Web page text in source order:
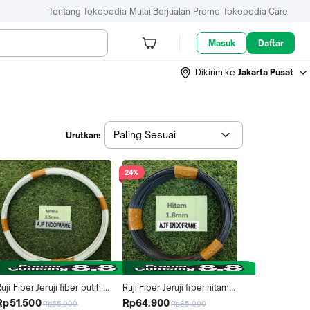
Tentang Tokopedia Mulai Berjualan Promo Tokopedia Care
Masuk Daftar
Dikirim ke Jakarta Pusat
Urutkan: Paling Sesuai
Fiber Jeruji fiber putih
3.5mm untuk
Rp55.000
24%
Ruji Fiber Jeruji fiber hitam
ukuran 1.8mm untuk
Rp64.900Rp85.000